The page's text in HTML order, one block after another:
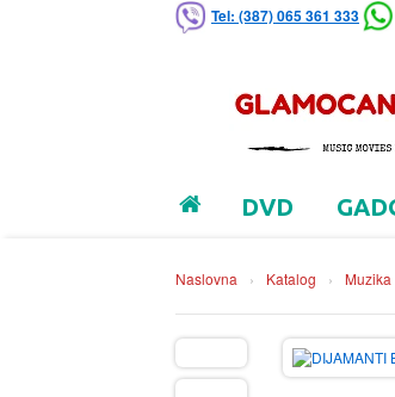
Tel: (387) 065 361 333
DVD
Naslovna › Katalog › Muzika